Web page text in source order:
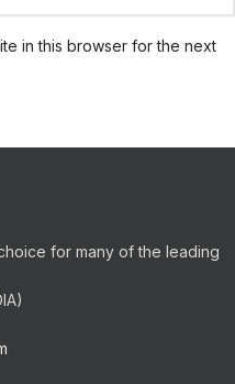
in this browser for the next
for many of the leading